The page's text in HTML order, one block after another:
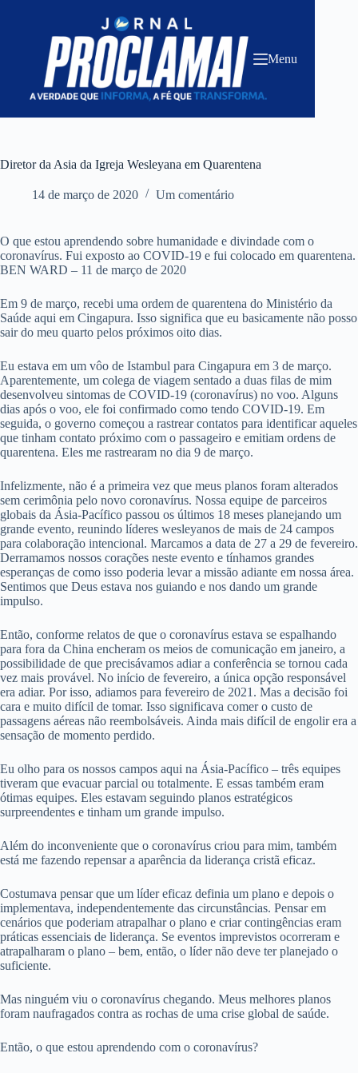
Menu
Diretor da Asia da Igreja Wesleyana em Quarentena
14 de março de 2020 Um comentário
O que estou aprendendo sobre humanidade e divindade com o
coronavírus. Fui exposto ao COVID-19 e fui colocado em quarentena.
BEN WARD – 11 de março de 2020
Em 9 de março, recebi uma ordem de quarentena do Ministério da
Saúde aqui em Cingapura. Isso significa que eu basicamente não posso
sair do meu quarto pelos próximos oito dias.
Eu estava em um vôo de Istambul para Cingapura em 3 de março.
Aparentemente, um colega de viagem sentado a duas filas de mim
desenvolveu sintomas de COVID-19 (coronavírus) no voo. Alguns
dias após o voo, ele foi confirmado como tendo COVID-19. Em
seguida, o governo começou a rastrear contatos para identificar aqueles
que tinham contato próximo com o passageiro e emitiam ordens de
quarentena. Eles me rastrearam no dia 9 de março.
Infelizmente, não é a primeira vez que meus planos foram alterados
sem cerimônia pelo novo coronavírus. Nossa equipe de parceiros
globais da Ásia-Pacífico passou os últimos 18 meses planejando um
grande evento, reunindo líderes wesleyanos de mais de 24 campos
para colaboração intencional. Marcamos a data de 27 a 29 de fevereiro.
Derramamos nossos corações neste evento e tínhamos grandes
esperanças de como isso poderia levar a missão adiante em nossa área.
Sentimos que Deus estava nos guiando e nos dando um grande
impulso.
Então, conforme relatos de que o coronavírus estava se espalhando
para fora da China encheram os meios de comunicação em janeiro, a
possibilidade de que precisávamos adiar a conferência se tornou cada
vez mais provável. No início de fevereiro, a única opção responsável
era adiar. Por isso, adiamos para fevereiro de 2021. Mas a decisão foi
cara e muito difícil de tomar. Isso significava comer o custo de
passagens aéreas não reembolsáveis. Ainda mais difícil de engolir era a
sensação de momento perdido.
Eu olho para os nossos campos aqui na Ásia-Pacífico – três equipes
tiveram que evacuar parcial ou totalmente. E essas também eram
ótimas equipes. Eles estavam seguindo planos estratégicos
surpreendentes e tinham um grande impulso.
Além do inconveniente que o coronavírus criou para mim, também
está me fazendo repensar a aparência da liderança cristã eficaz.
Costumava pensar que um líder eficaz definia um plano e depois o
implementava, independentemente das circunstâncias. Pensar em
cenários que poderiam atrapalhar o plano e criar contingências eram
práticas essenciais de liderança. Se eventos imprevistos ocorreram e
atrapalharam o plano – bem, então, o líder não deve ter planejado o
suficiente.
Mas ninguém viu o coronavírus chegando. Meus melhores planos
foram naufragados contra as rochas de uma crise global de saúde.
Então, o que estou aprendendo com o coronavírus?